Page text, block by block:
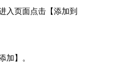
入页面点击【添加到
加】。